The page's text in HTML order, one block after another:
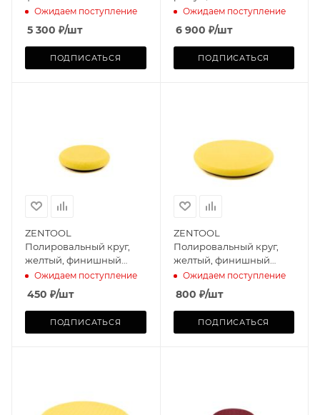
Ожидаем поступление
5 300 ₽/шт
ПОДПИСАТЬСЯ
Ожидаем поступление
6 900 ₽/шт
ПОДПИСАТЬСЯ
ZENTOOL
Полировальный круг,
желтый, финишный
75mm
Ожидаем поступление
450 ₽/шт
ПОДПИСАТЬСЯ
ZENTOOL
Полировальный круг,
желтый, финишный
125mm
Ожидаем поступление
800 ₽/шт
ПОДПИСАТЬСЯ